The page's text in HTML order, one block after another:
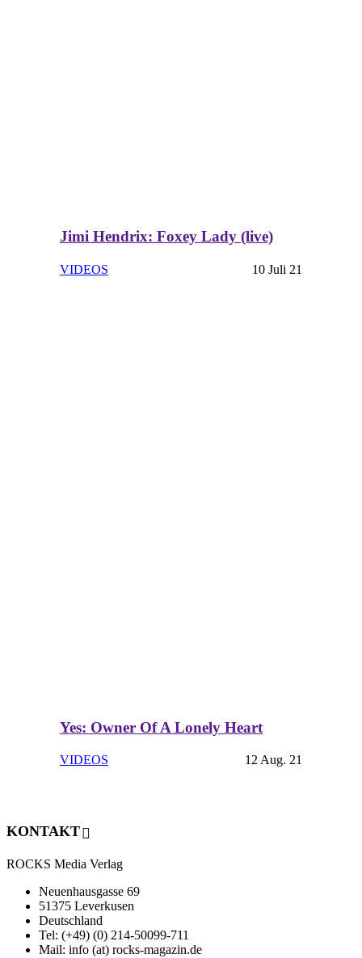
Jimi Hendrix: Foxey Lady (live)
VIDEOS 10 Juli 21
Yes: Owner Of A Lonely Heart
VIDEOS 12 Aug. 21
KONTAKT
ROCKS Media Verlag
Neuenhausgasse 69
51375 Leverkusen
Deutschland
Tel: (+49) (0) 214-50099-711
Mail: info (at) rocks-magazin.de